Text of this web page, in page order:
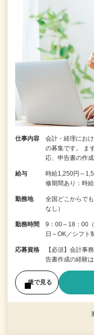
仕事内容
会計・経理にお
の募集です。 ま
応、申告書の作
給与
時給1,250円～
修期間あり：時
勤務地
全国どこからで
なし）
勤務時間
9：00～18：00
日～OK／シフト
応募資格
【必須】会計
告書作成の経験
後で見る